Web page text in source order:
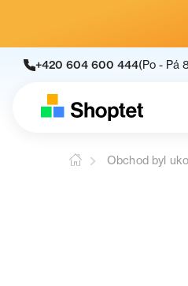
+420 604 600 444(Po - Pá
Obchod byl